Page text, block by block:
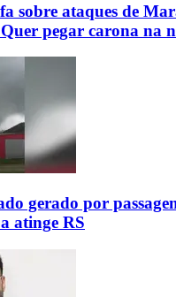
sobre ataques de
pegar carona na
gerado por
atinge RS